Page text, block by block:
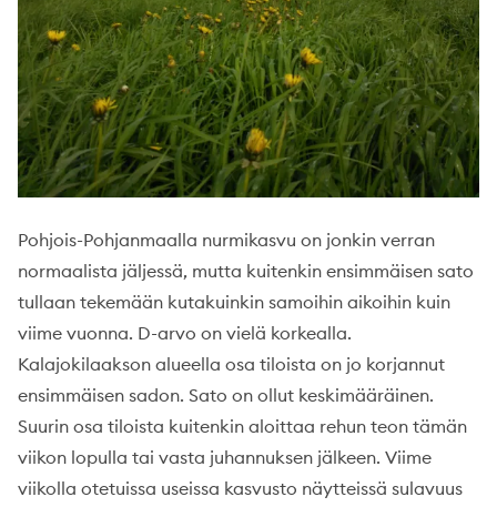
Pohjois-Pohjanmaalla nurmikasvu on jonkin verran
normaalista jäljessä, mutta kuitenkin ensimmäisen sato
tullaan tekemään kutakuinkin samoihin aikoihin kuin
viime vuonna. D-arvo on vielä korkealla.
Kalajokilaakson alueella osa tiloista on jo korjannut
ensimmäisen sadon. Sato on ollut keskimääräinen.
Suurin osa tiloista kuitenkin aloittaa rehun teon tämän
viikon lopulla tai vasta juhannuksen jälkeen. Viime
viikolla otetuissa useissa kasvusto näytteissä sulavuus